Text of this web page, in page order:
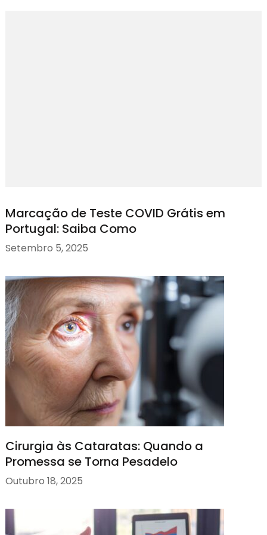
Marcação de Teste COVID Grátis em
Portugal: Saiba Como
Setembro 5, 2025
Cirurgia às Cataratas: Quando a
Promessa se Torna Pesadelo
Outubro 18, 2025